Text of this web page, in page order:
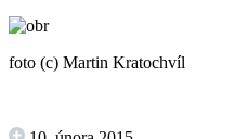
foto (c) Martin Kratochvíl